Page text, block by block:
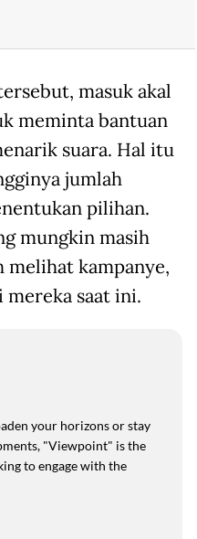
masuk akal
meminta bantuan
suara. Hal itu
jumlah
pilihan.
mungkin masih
kampanye,
saat ini.
your horizons or stay
"Viewpoint" is the
to engage with the